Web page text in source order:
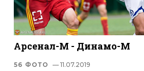
Арсенал-М - Динамо-М
56 ФОТО — 11.07.2019